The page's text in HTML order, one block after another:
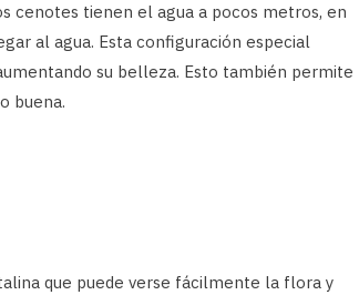
cenotes tienen el agua a pocos metros, en
al agua. Esta configuración especial
su belleza. Esto también permite
buena.
que puede verse fácilmente la flora y